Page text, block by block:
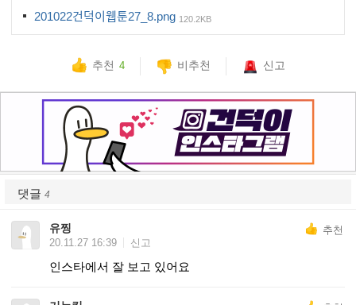
201022건덕이웹툰27_8.png 120.2KB
추천 4 비추천 신고
댓글 4
유찡
추천
20.11.27 16:39
신고
인스타에서 잘 보고 있어요